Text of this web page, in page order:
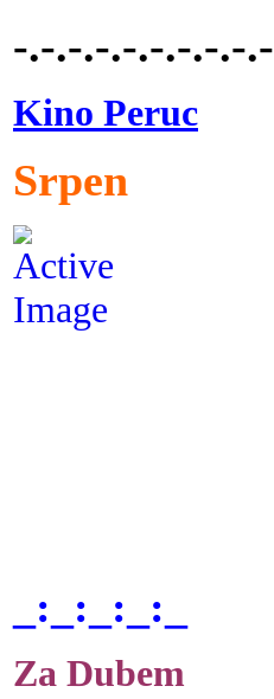
-.-.-.-.-.-.-.-.-.-
Kino Peruc
Srpen
_:_:_:_:_
Za Dubem